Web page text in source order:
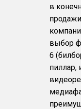
в
выбор
6
пиллар,